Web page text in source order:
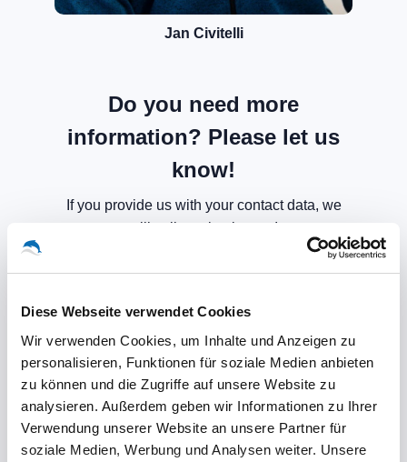
Diese Webseite verwendet Cookies
Wir verwenden Cookies, um Inhalte und Anzeigen zu
personalisieren, Funktionen für soziale Medien anbieten
zu können und die Zugriffe auf unsere Website zu
analysieren. Außerdem geben wir Informationen zu Ihrer
Verwendung unserer Website an unsere Partner für
soziale Medien, Werbung und Analysen weiter. Unsere
Jan Civitelli
Do you need more
information? Please let us
know!
If you provide us with your contact data, we
will call you back soon!